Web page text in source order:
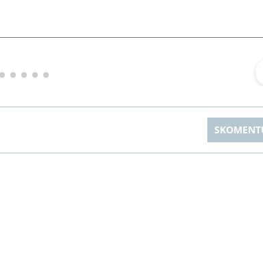
Michał Stężalski FineDiningWeek